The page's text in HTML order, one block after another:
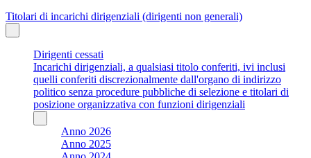
Titolari di incarichi dirigenziali (dirigenti non generali)
Dirigenti cessati
Incarichi dirigenziali, a qualsiasi titolo conferiti, ivi inclusi
quelli conferiti discrezionalmente dall'organo di indirizzo
politico senza procedure pubbliche di selezione e titolari di
posizione organizzativa con funzioni dirigenziali
Anno 2026
Anno 2025